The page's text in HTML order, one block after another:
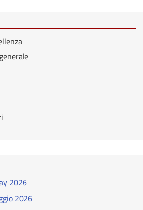
2026
2026